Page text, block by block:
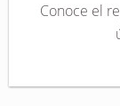
Conoce el